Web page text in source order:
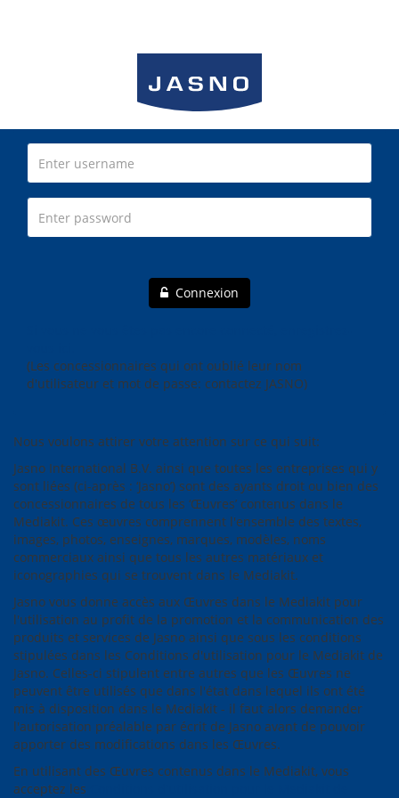
Connexion
(Les concessionnaires qui ont oublié leur nom
d'utilisateur et mot de passe: contactez JASNO)
Nous voulons attirer votre attention sur ce qui suit:
Jasno International B.V. ainsi que toutes les entreprises qui y
sont liées (ci-après : ‘Jasno’) sont des ayants droit ou bien des
concessionnaires de tous les ‘Œuvres’ contenus dans le
Mediakit. Ces œuvres comprennent l'ensemble des textes,
images, photos, enseignes, marques, modèles, noms
commerciaux ainsi que tous les autres matériaux et
iconographies qui se trouvent dans le Mediakit.
Jasno vous donne accès aux Œuvres dans le Mediakit pour
l'utilisation au profit de la promotion et la communication des
produits et services de Jasno ainsi que sous les conditions
stipulées dans les Conditions d'utilisation pour le Mediakit de
Jasno. Celles-ci stipulent entre autres que les Œuvres ne
peuvent être utilisés que dans l'état dans lequel ils ont été
mis à disposition dans le Mediakit - il faut alors demander
l'autorisation préalable par écrit de Jasno avant de pouvoir
apporter des modifications dans les Œuvres.
En utilisant des Œuvres contenus dans le Mediakit, vous
acceptez les